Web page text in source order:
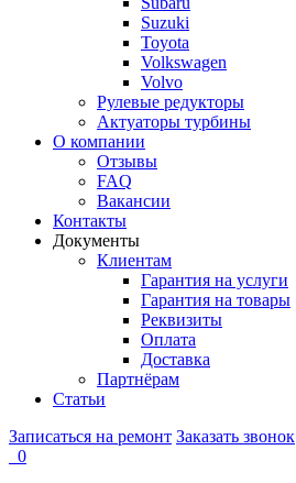
Suzuki
Toyota
Volkswagen
Volvo
Рулевые редукторы
Актуаторы турбины
О компании
Отзывы
FAQ
Вакансии
Контакты
Документы
Клиентам
Гарантия на услуги
Гарантия на товары
Реквизиты
Оплата
Доставка
Партнёрам
Статьи
Записаться на ремонт Заказать звонок
0